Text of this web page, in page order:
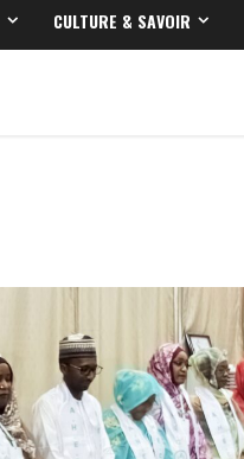
CULTURE & SAVOIR